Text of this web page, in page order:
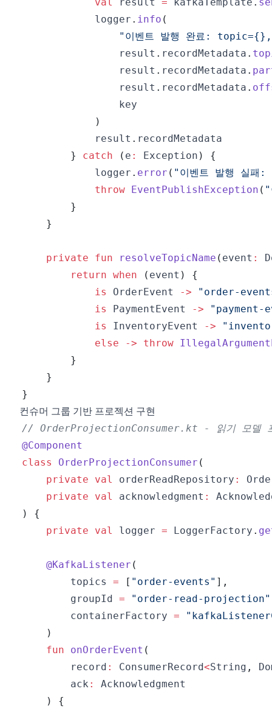
            logger
. info (
"이벤트 발행 완료:
                result
. recordMetadata .
                result
. recordMetadata .
                result
. recordMetadata .
)
            result
.
}
catch ( e : Exception )
{
            logger
. error ( "이벤트 발행 실
throw EventPublishException ( "
}
}
private fun resolveTopicName ( event :
return when ( event )
{
is
OrderEvent ->
"order-
is
PaymentEvent ->
"payment-
is
InventoryEvent ->
else
-> throw
}
}
}
컨슈머 그룹 기반 프로젝션 구현
// OrderProjectionConsumer.kt - 읽기 모델 프
@Component
class
OrderProjectionConsumer (
private
val orderReadRepository :
private
val acknowledgment :
)
{
private
val logger = LoggerFactory .
@KafkaListener (
        topics
= [ "order-events" ] ,
        groupId
= "order-read-projection"
        containerFactory
=
)
fun
onOrderEvent (
        record
: ConsumerRecord<String ,
        ack
:
)
{